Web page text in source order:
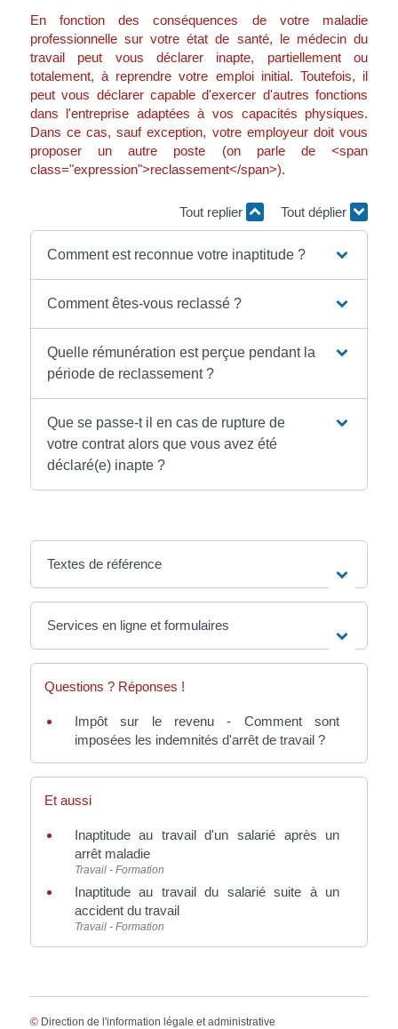
En fonction des conséquences de votre maladie
professionnelle sur votre état de santé, le médecin du
travail peut vous déclarer inapte, partiellement ou
totalement, à reprendre votre emploi initial. Toutefois, il
peut vous déclarer capable d'exercer d'autres fonctions
dans l'entreprise adaptées à vos capacités physiques.
Dans ce cas, sauf exception, votre employeur doit vous
proposer un autre poste (on parle de <span
class="expression">reclassement</span>).
Tout replier Tout déplier
Comment est reconnue votre inaptitude ?
Comment êtes-vous reclassé ?
Quelle rémunération est perçue pendant la
période de reclassement ?
Que se passe-t il en cas de rupture de
votre contrat alors que vous avez été
déclaré(e) inapte ?
Textes de référence
Services en ligne et formulaires
Questions ? Réponses !
Impôt sur le revenu - Comment sont
imposées les indemnités d'arrêt de travail ?
Et aussi
Inaptitude au travail d'un salarié après un
arrêt maladie
Travail - Formation
Inaptitude au travail du salarié suite à un
accident du travail
Travail - Formation
© Direction de l'information légale et administrative